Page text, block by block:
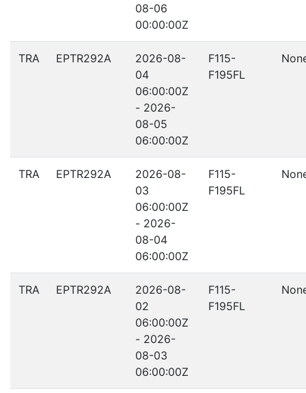
08-06
00:00:00Z
TRA EPTR292A
2026-08-
04
06:00:00Z
- 2026-
08-05
06:00:00Z
F115-
F195FL
TRA EPTR292A
2026-08-
03
06:00:00Z
- 2026-
08-04
06:00:00Z
F115-
F195FL
TRA EPTR292A
2026-08-
02
06:00:00Z
- 2026-
08-03
06:00:00Z
F115-
F195FL